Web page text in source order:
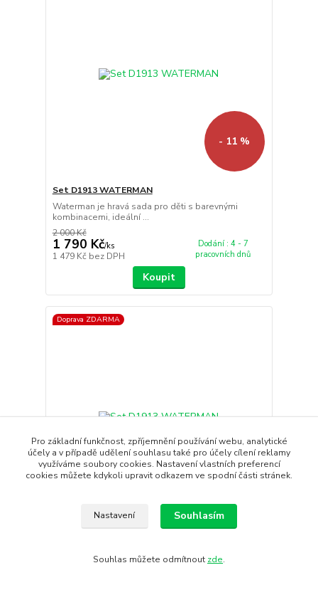
- 11 %
Set D1913 WATERMAN
Waterman je hravá sada pro děti s barevnými
kombinacemi, ideální ...
2 000 Kč
1 790 Kč/ks
1 479 Kč bez DPH
Dodání : 4 - 7
pracovních dnů
Koupit
Doprava ZDARMA
Set D1913 WATERMAN
kombinacemi, ideální ...
Pro základní funkčnost, zpříjemnění používání webu, analytické
účely a v případě udělení souhlasu také pro účely cílení reklamy
využíváme soubory cookies. Nastavení vlastních preferencí
cookies můžete kdykoli upravit odkazem ve spodní části stránek.
Nastavení Souhlasím
Souhlas můžete odmítnout zde.